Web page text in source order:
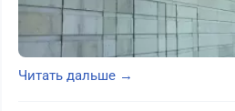
Читать дальше →